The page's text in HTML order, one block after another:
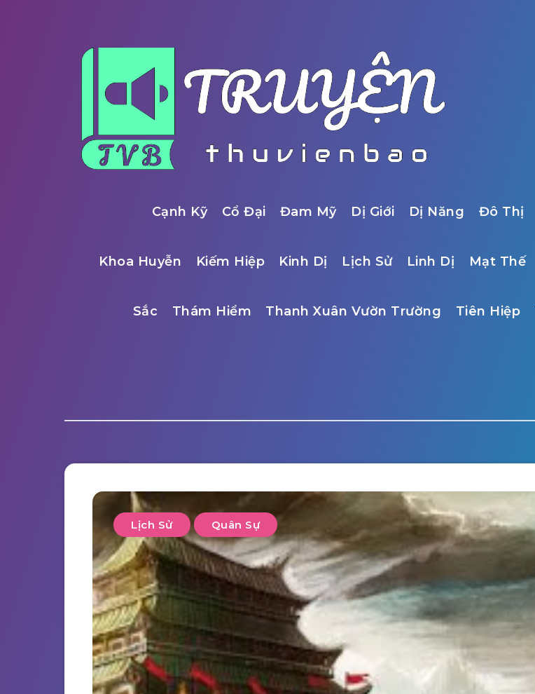
Cạnh Kỹ Cổ Đại Đam Mỹ Dị Giới Dị Năng Đô Thị
Khoa Huyễn Kiếm Hiệp Kinh Dị Lịch Sử Linh Dị Mạt Thế
Sắc Thám Hiểm Thanh Xuân Vườn Trường Tiên Hiệp
Lịch Sử Quân Sự